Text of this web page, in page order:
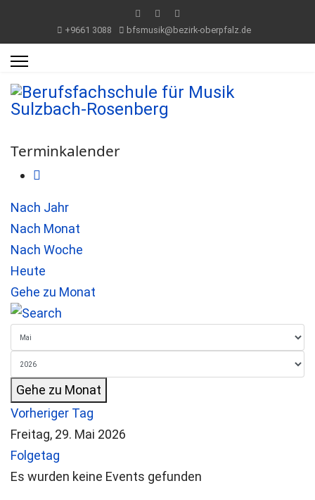
+9661 3088 bfsmusik@bezirk-oberpfalz.de
Terminkalender
Nach Jahr
Nach Monat
Nach Woche
Heute
Gehe zu Monat
Gehe zu Monat
Vorheriger Tag
Freitag, 29. Mai 2026
Folgetag
Es wurden keine Events gefunden